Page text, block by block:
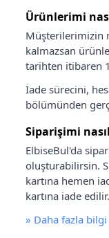
Ürünlerimi
Müşterilerimizin
kalmazsan
tarihten itibaren
İade sürecini,
bölümünden
Siparişimi
ElbiseBul'da
oluşturabilirsin.
kartına hemen
kartına iade edilir.
» Daha fazla